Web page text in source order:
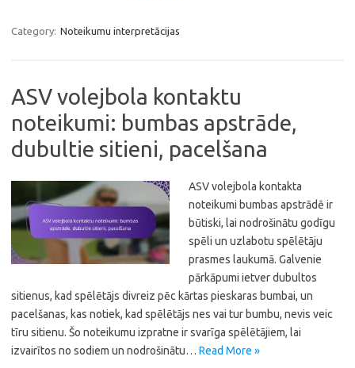
Category: Noteikumu interpretācijas
ASV volejbola kontaktu
noteikumi: bumbas apstrāde,
dubultie sitieni, pacelšana
ASV volejbola kontakta
noteikumi bumbas apstrādē ir
būtiski, lai nodrošinātu godīgu
spēli un uzlabotu spēlētāju
prasmes laukumā. Galvenie
pārkāpumi ietver dubultos
sitienus, kad spēlētājs divreiz pēc kārtas pieskaras bumbai, un
pacelšanas, kas notiek, kad spēlētājs nes vai tur bumbu, nevis veic
tīru sitienu. Šo noteikumu izpratne ir svarīga spēlētājiem, lai
izvairītos no sodiem un nodrošinātu… Read More »